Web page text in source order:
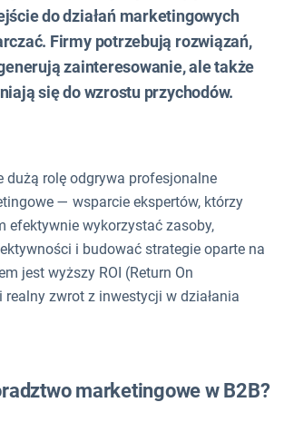
do działań marketingowych
Firmy potrzebują rozwiązań,
zainteresowanie, ale także
się do wzrostu przychodów.
dużą rolę odgrywa profesjonalne
— wsparcie ekspertów, którzy
efektywnie wykorzystać zasoby,
i budować strategie oparte na
jest wyższy ROI (Return On
realny zwrot z inwestycji w działania
marketingowe w B2B?